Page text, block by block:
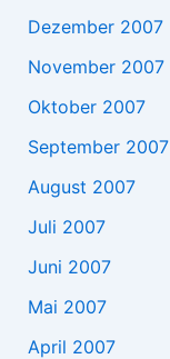
Dezember 2007
November 2007
Oktober 2007
September 2007
August 2007
Juli 2007
Juni 2007
Mai 2007
April 2007